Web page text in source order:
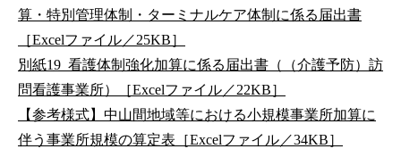
算・特別管理体制・ターミナルケア体制に係る届出書
［Excelファイル／25KB］
別紙19_看護体制強化加算に係る届出書（（介護予防）訪
問看護事業所）［Excelファイル／22KB］
【参考様式】中山間地域等における小規模事業所加算に
伴う事業所規模の算定表［Excelファイル／34KB］